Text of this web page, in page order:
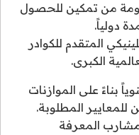
من تمكين للحصول
دولياً.
المتقدم للكوادر
الكبرى.
بناءً على الموازنات
للمعايير المطلوبة.
المعرفة